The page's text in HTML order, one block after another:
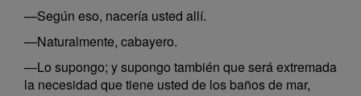
—Según eso, nacería usted allí.
—Naturalmente, cabayero.
—Lo supongo; y supongo también que será extremada
la necesidad que tiene usted de los baños de mar,